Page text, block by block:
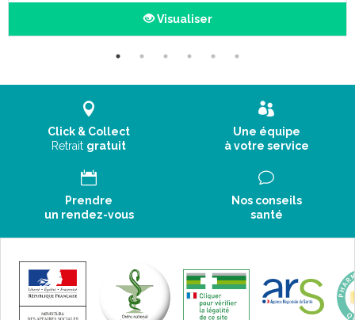
Visualiser
Click & Collect
Retrait gratuit
Une équipe
à votre service
Prendre
un rendez-vous
Nos conseils
santé